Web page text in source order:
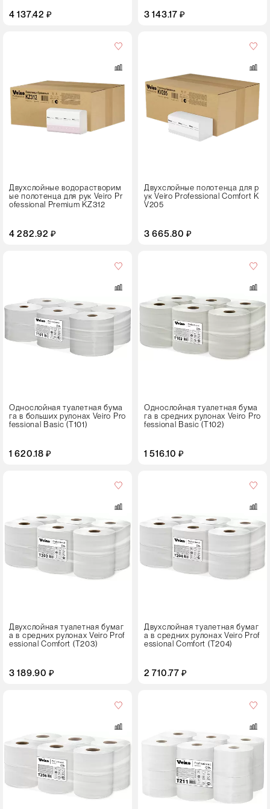
4 137.42 ₽ 3 143.17 ₽
Двухслойные водорастворим
ые полотенца для рук Veiro Pr
ofessional Premium KZ312
4 282.92 ₽
Двухслойные полотенца для р
ук Veiro Professional Comfort K
V205
3 665.80 ₽
20 пачек
Цвет
Однослойная туалетная бума
га в больших рулонах Veiro Pro
fessional Basic (T101)
1 620.18 ₽
Однослойная туалетная бума
га в средних рулонах Veiro Pro
fessional Basic (T102)
1 516.10 ₽
12 рулонов
Цвет
Двухслойная туалетная бумаг
а в средних рулонах Veiro Prof
essional Comfort (T203)
3 189.90 ₽
Двухслойная туалетная бумаг
а в средних рулонах Veiro Prof
essional Comfort (T204)
2 710.77 ₽
12 рулонов
Цвет
6 рулонов
Цвет